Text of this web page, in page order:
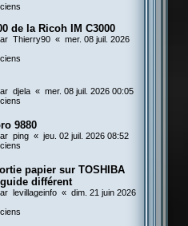
de la Ricoh IM C3000
Thierry90 « mer. 08 juil. 2026
djela « mer. 08 juil. 2026 00:05
9880
ping « jeu. 02 juil. 2026 08:52
papier sur TOSHIBA
différent
levillageinfo « dim. 21 juin 2026